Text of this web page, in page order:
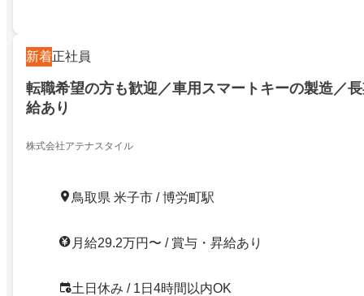
新着正社員
転職希望の方も歓迎／車用スマートキーの製造／
給あり
株式会社アテナスタイル
鳥取県 米子市 / 博労町駅
月給29.2万円〜 / 賞与・昇給あり
土日休み / 1日4時間以内OK